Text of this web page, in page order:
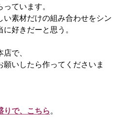
ています。
い素材だけの組み合わせをシン
好きだーと思う。
で、
願いしたら作ってくださいま
りで、こちら 。